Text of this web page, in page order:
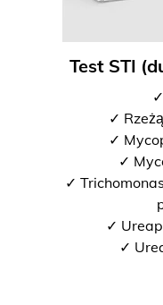
Test STI
✓
✓
✓
✓
✓
✓